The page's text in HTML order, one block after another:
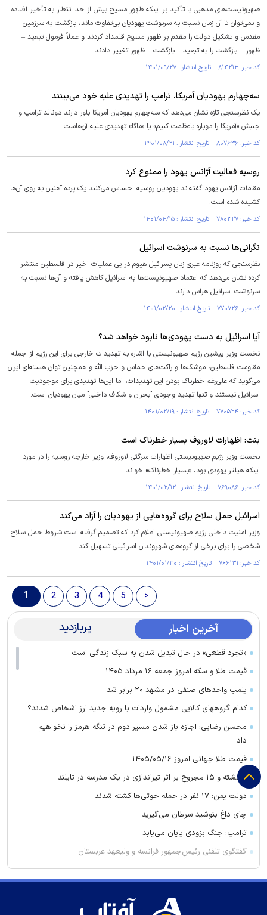
صهیونیست‌های مذهبی با تأکید بر اینکه ظهور مسیح بیش از حد انتظار به تأخیر افتاده
و نمی‌توان تا آن زمان نسبت به سرنوشت یهودیان بی‌تفاوت ماند، بازگشت به سرزمین
مقدس و تشکیل دولت را مقدم بر ظهور مسیح قلمداد کردند و عملاً فرمول تبعید –
ظهور – بازگشت را به تبعید – بازگشت – ظهور تغییر دادند.
کد خبر: ۸۱۴۲۱۳ تاریخ انتشار : ۱۴۰۱/۰۹/۲۷
سه‌چهارم یهودیان آمریکا، ترامپ را تهدیدی علیه خود می‌بینند
یک نظرسنجی تازه نشان می‌دهد که سه‌چهارم یهودیان آمریکا باور دارند دونالد ترامپ و
جنبش «آمریکا را دوباره باعظمت کنیم» یا «ماگا» تهدیدی علیه آن‌هاست.
کد خبر: ۸۰۷۶۳۶ تاریخ انتشار : ۱۴۰۱/۰۸/۲۱
روسیه فعالیت آژانس یهود را ممنوع کرد
مقامات آژانس یهود گفته‌اند یهودیان روسیه احساس می‌کنند یک پرده آهنین به روی آن‌ها
کشیده شده است.
کد خبر: ۷۸۰۳۲۷ تاریخ انتشار : ۱۴۰۱/۰۴/۱۵
نگرانی‌ها نسبت به سرنوشت اسرائیل
نظرسنجی که روزنامه عبری زبان یسرائیل هیوم در پی عملیات اخیر در فلسطین منتشر
کرده نشان می‌دهد که اعتماد صهیونیست‌ها به اسرائیل کاهش یافته و آن‌ها نسبت به
سرنوشت اسرائیل هراس دارند.
کد خبر: ۷۷۰۷۲۶ تاریخ انتشار : ۱۴۰۱/۰۲/۲۰
آیا اسرائیل به دست یهودی‌ها نابود خواهد شد؟
نخست وزیر پیشین رژیم صهیونیستی با اشاره به تهدیدات خارجی برای این رژیم از جمله
مقاومت فلسطین، موشک‌ها و راکت‌های حماس و حزب الله و همچنین توان هسته‌ای ایران
می‌گوید که علی‌رغم خطرناک بودن این تهدیدات، اما این‌ها تهدیدی برای موجودیت
اسرائیل نیستند و تنها تهدید وجودی "بحران و شکاف داخلی" میان یهودیان است.
کد خبر: ۷۷۰۵۲۴ تاریخ انتشار : ۱۴۰۱/۰۲/۱۹
بنت: اظهارات لاوروف بسیار خطرناک است
نخست وزیر رژیم صهیونیستی اظهارات سرگئی لاوروف، وزیر خارجه روسیه را در مورد
اینکه هیلتر یهودی بود، «بسیار خطرناک» خواند.
کد خبر: ۷۶۹۰۸۶ تاریخ انتشار : ۱۴۰۱/۰۲/۱۲
اسرائیل حمل سلاح برای گروه‌هایی از یهودیان را آزاد می‌کند
وزیر امنیت داخلی رژیم صهیونیستی اعلام کرد که تصمیم گرفته است شروط حمل سلاح
شخصی را برای برخی از گروه‌های شهروندان اسرائیلی تسهیل کند.
کد خبر: ۷۶۶۱۳۱ تاریخ انتشار : ۱۴۰۱/۰۱/۳۰
1 2 3 4 5 >
آخرین اخبار پربازدید
«تجرد قطعی» در حال تبدیل شدن به سبک زندگی است
قیمت طلا و سکه امروز جمعه ۱۶ مرداد ۱۴۰۵
پلمب واحدهای صنفی در مشهد ۲۰ برابر شد
کدام گروههای کالایی مشمول واردات با رویه جدید ارز اشخاص شدند؟
محسن رضایی: اجازه باز شدن مسیر دوم در تنگه هرمز را نخواهیم
داد
قیمت طلا جهانی امروز ۱۴۰۵/۰۵/۱۶
۲ کشته و ۱۵ مجروح بر اثر تیراندازی در یک مدرسه در تایلند
دولت یمن: ۱۷ نفر در حمله حوثی‌ها کشته شدند
چای داغ بنوشید سرطان می‌گیرید
ترامپ: جنگ بزودی پایان می‌یابد
گفتگوی تلفنی رئیس‌جمهور فرانسه و ولیعهد عربستان
ترکیه، عربستان و پاکستان توافقنامه دفاعی مشترک امضا می‌کنند